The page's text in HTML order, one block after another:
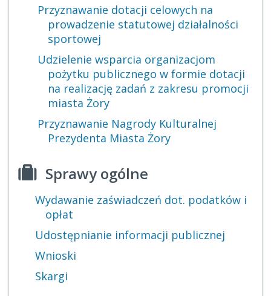
Przyznawanie dotacji celowych na
prowadzenie statutowej działalności
sportowej
Udzielenie wsparcia organizacjom
pożytku publicznego w formie dotacji
na realizację zadań z zakresu promocji
miasta Żory
Przyznawanie Nagrody Kulturalnej
Prezydenta Miasta Żory
Sprawy ogólne
Wydawanie zaświadczeń dot. podatków i
opłat
Udostępnianie informacji publicznej
Wnioski
Skargi